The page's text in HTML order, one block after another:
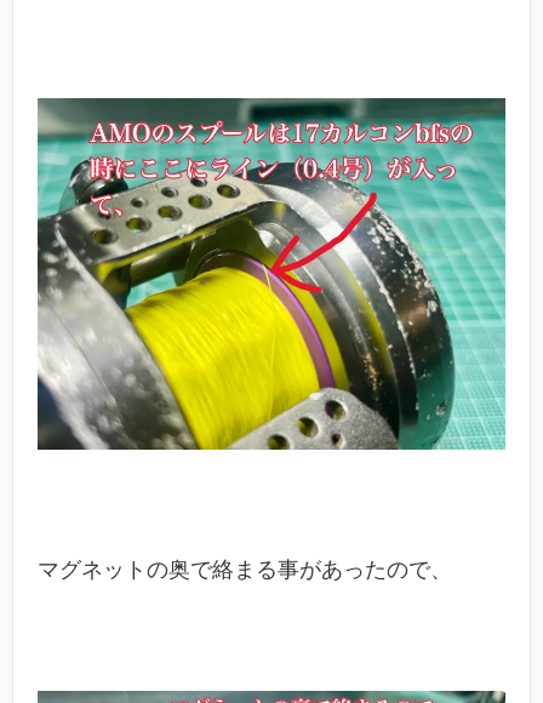
マグネットの奥で絡まる事があったので、